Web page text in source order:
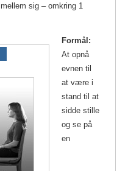
sig – omkring 1
Formål:
At opnå
evnen til
at være i
stand til at
sidde stille
og se på
en